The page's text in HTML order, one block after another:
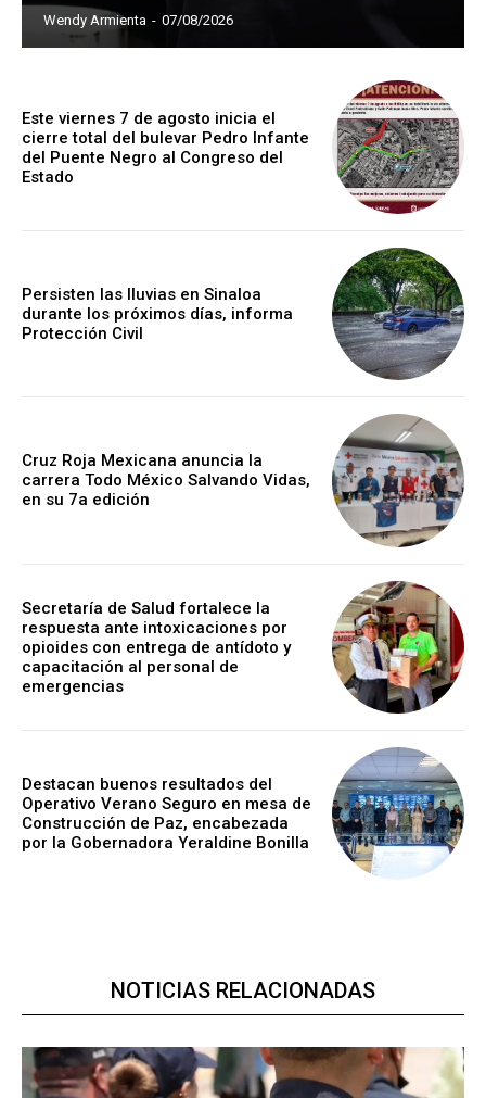
Wendy Armienta - 07/08/2026
Este viernes 7 de agosto inicia el
cierre total del bulevar Pedro Infante
del Puente Negro al Congreso del
Estado
Persisten las lluvias en Sinaloa
durante los próximos días, informa
Protección Civil
Cruz Roja Mexicana anuncia la
carrera Todo México Salvando Vidas,
en su 7a edición
Secretaría de Salud fortalece la
respuesta ante intoxicaciones por
opioides con entrega de antídoto y
capacitación al personal de
emergencias
Destacan buenos resultados del
Operativo Verano Seguro en mesa de
Construcción de Paz, encabezada
por la Gobernadora Yeraldine Bonilla
NOTICIAS RELACIONADAS